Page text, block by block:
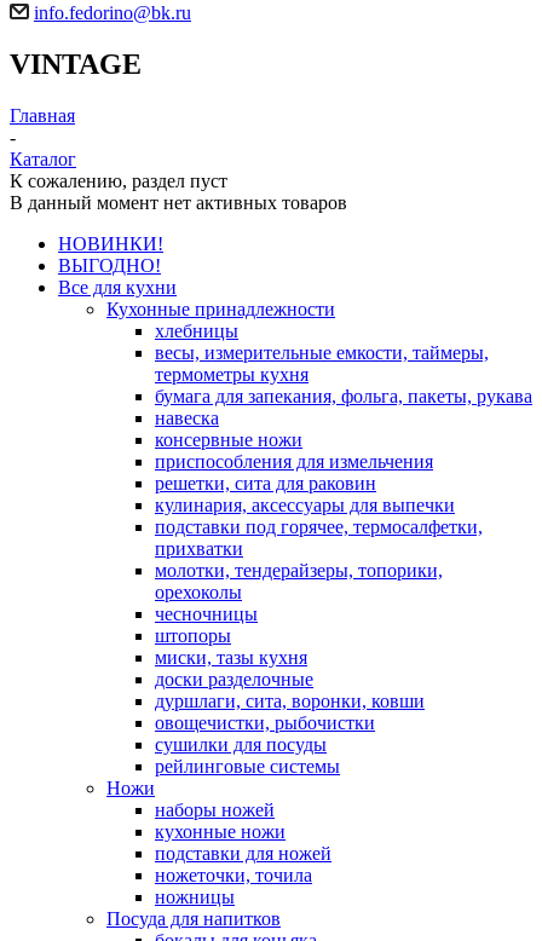
info.fedorino@bk.ru
VINTAGE
Главная
-
Каталог
К сожалению, раздел пуст
В данный момент нет активных товаров
НОВИНКИ!
ВЫГОДНО!
Все для кухни
Кухонные принадлежности
хлебницы
весы, измерительные емкости, таймеры,
термометры кухня
бумага для запекания, фольга, пакеты, рукава
навеска
консервные ножи
приспособления для измельчения
решетки, сита для раковин
кулинария, аксессуары для выпечки
подставки под горячее, термосалфетки,
прихватки
молотки, тендерайзеры, топорики,
орехоколы
чесночницы
штопоры
миски, тазы кухня
доски разделочные
дуршлаги, сита, воронки, ковши
овощечистки, рыбочистки
сушилки для посуды
рейлинговые системы
Ножи
наборы ножей
кухонные ножи
подставки для ножей
ножеточки, точила
ножницы
Посуда для напитков